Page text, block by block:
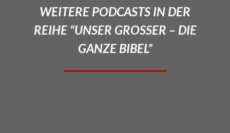
WEITERE PODCASTS IN DER
REIHE “UNSER GROSSER – DIE
GANZE BIBEL”